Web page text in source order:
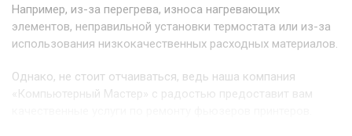
Например, из-за перегрева, износа нагревающих
элементов, неправильной установки термостата или из-за
использования низкокачественных расходных материалов.
Однако, не стоит отчаиваться, ведь наша компания
«Компьютерный Мастер» с радостью предоставит вам